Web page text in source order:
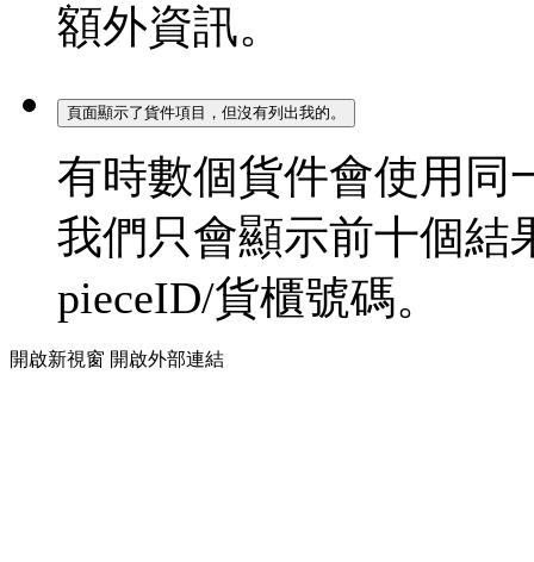
額外資訊。
頁面顯示了貨件項目，但沒有列出我的。
有時數個貨件會使用同
我們只會顯示前十個結
pieceID/貨櫃號碼。
開啟新視窗 開啟外部連結